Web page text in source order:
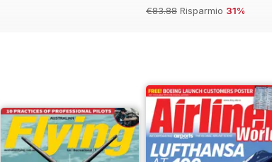
€83.88 Risparmio 31%